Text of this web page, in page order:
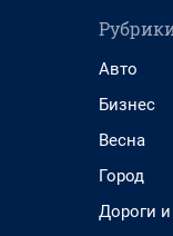
Авто
Бизнес
Весна
Город
Дороги и